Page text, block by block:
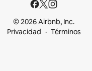
© 2026 Airbnb, Inc.
Privacidad
Términos